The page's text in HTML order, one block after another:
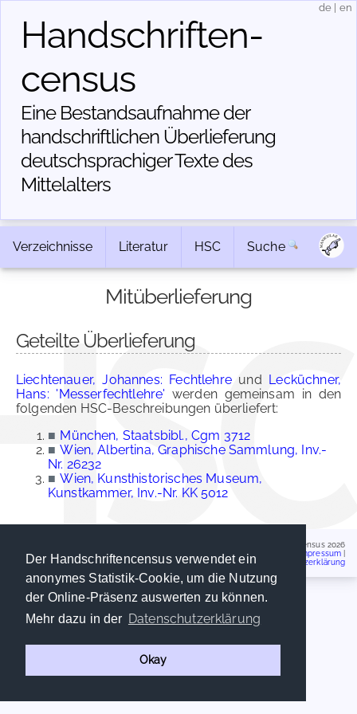
Der Handschriftencensus verwendet ein
anonymes Statistik-Cookie, um die Nutzung
der Online-Präsenz auswerten zu können.
Mehr dazu in der Datenschutzerklärung
Okay
Handschriften­
census
Eine Bestandsaufnahme der
handschriftlichen Über­lieferung
deutschsprachiger Texte des
Mittelalters
de en
Verzeichnisse Literatur HSC Suche
Mitüberlieferung
Geteilte Überlieferung
Liechtenauer, Johannes: Fechtlehreund Lecküchner,
Hans: 'Messerfechtlehre' werden gemeinsam in den
folgenden HSC-Beschreibungen überliefert:
■ München, Staatsbibl., Cgm 3712
■ Wien, Albertina, Graphische Sammlung, Inv.-
Nr. 26232
■ Wien, Kunsthistorisches Museum,
Kunstkammer, Inv.-Nr. KK 5012
Handschriftencensus 2026
Impressum
Datenschutzerklärung